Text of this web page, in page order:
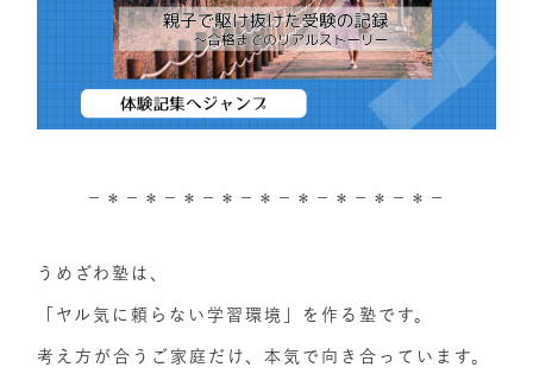
－＊－＊－＊－＊－＊－＊－＊－＊－＊－
うめざわ塾は、
「ヤル気に頼らない学習環境」を作る塾です。
考え方が合うご家庭だけ、本気で向き合っています。